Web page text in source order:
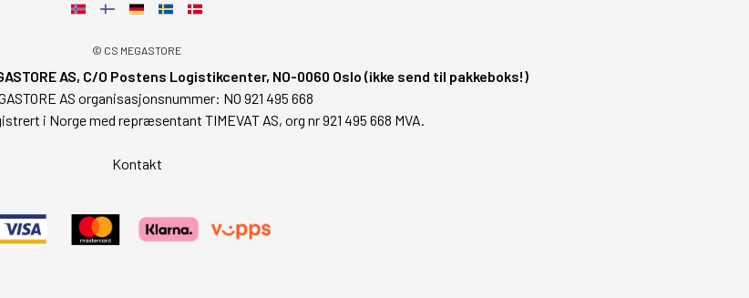
© CS MEGASTORE
AS, C/O Postens Logistikcenter, NO-0060 Oslo (ikke send til pakkeboks!)
AS organisasjonsnummer: NO 921 495 668
i Norge med repræsentant TIMEVAT AS, org nr 921 495 668 MVA.
Kontakt